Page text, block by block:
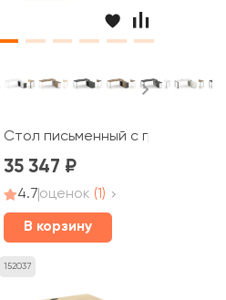
левой на П-
Стол письменный с
35 347
4.7оценок (1)
В корзину
152037